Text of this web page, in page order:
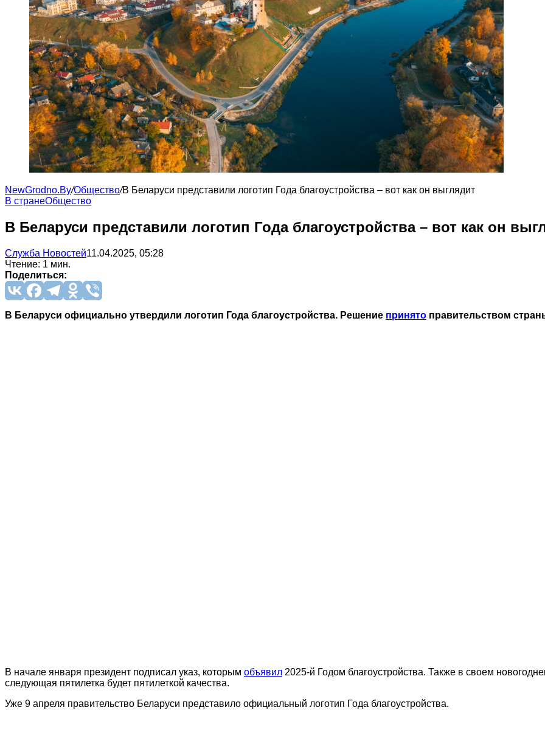
NewGrodno.By/Общество/В Беларуси представили логотип Года благоустройства – вот как он выглядит
В странеОбщество
В Беларуси представили логотип Года благоустройства – вот как он
Служба Новостей11.04.2025, 05:28
Чтение: 1 мин.
Поделиться:
В Беларуси официально утвердили логотип Года благоустройства. Решение принято правительством
В начале января президент подписал указ, которым объявил 2025-й Годом благоустройства. Также в своем
следующая пятилетка будет пятилеткой качества.
Уже 9 апреля правительство Беларуси представило официальный логотип Года благоустройства.